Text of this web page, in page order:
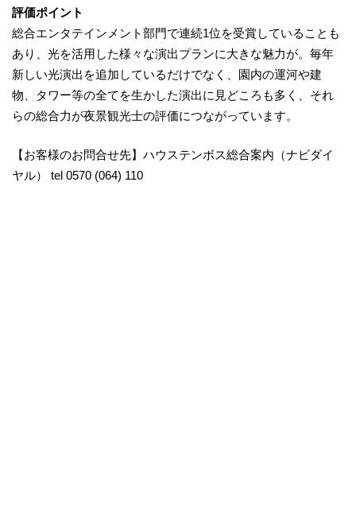
評価ポイント
総合エンタテインメント部門で連続1位を受賞していることも
あり、光を活用した様々な演出プランに大きな魅力が。毎年
新しい光演出を追加しているだけでなく、園内の運河や建
物、タワー等の全てを生かした演出に見どころも多く、それ
らの総合力が夜景観光士の評価につながっています。
【お客様のお問合せ先】ハウステンボス総合案内（ナビダイ
ヤル） tel 0570 (064) 110